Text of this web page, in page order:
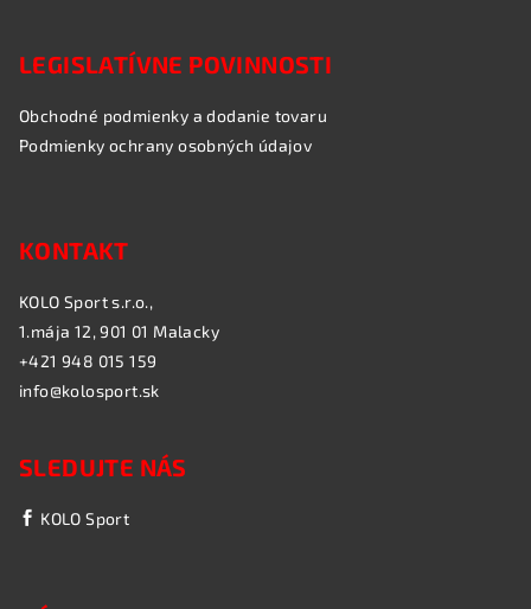
LEGISLATÍVNE POVINNOSTI
Obchodné podmienky a dodanie tovaru
Podmienky ochrany osobných údajov
KONTAKT
KOLO Sport s.r.o.,
1.mája 12, 901 01 Malacky
+421 948 015 159
info@kolosport.sk
SLEDUJTE NÁS
KOLO Sport